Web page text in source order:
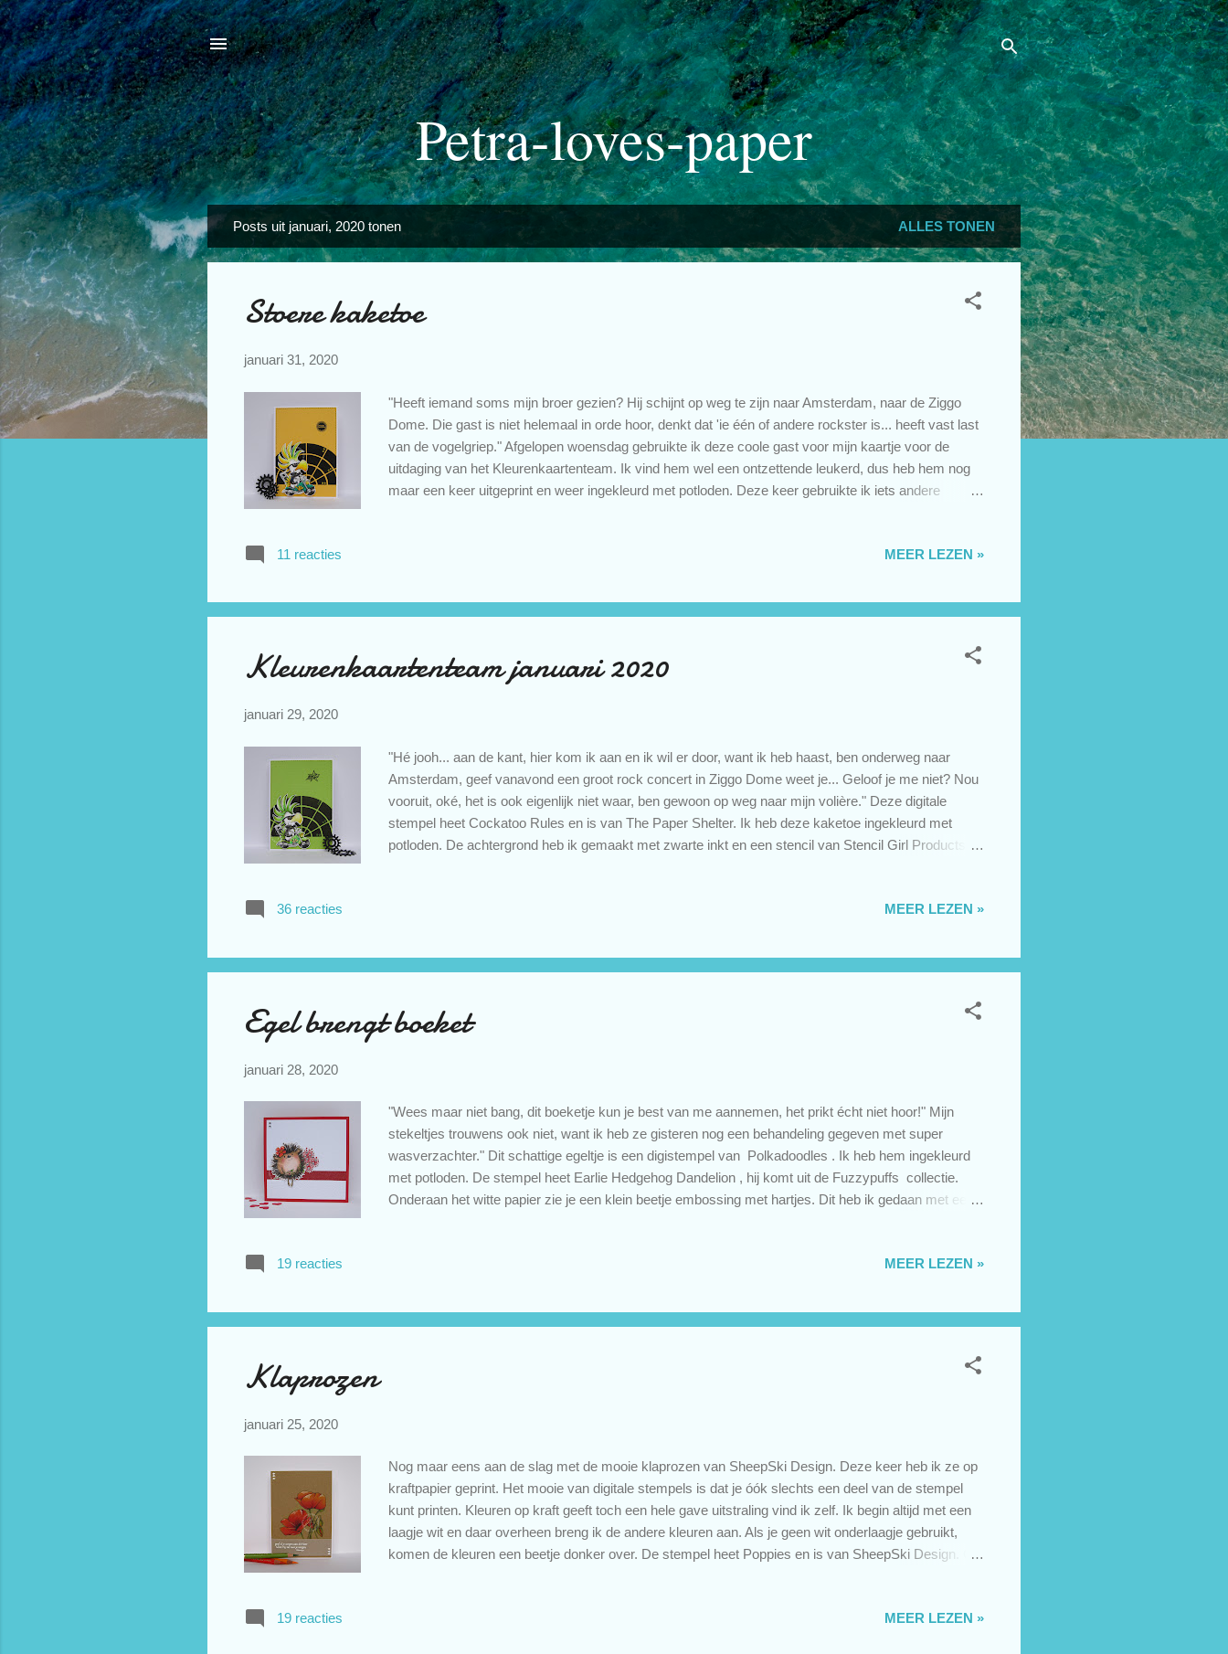
Doorgaan naar hoofdcontent
Petra-loves-paper
P
o
Posts uit januari, 2020 tonen ALLES TONEN
Stoere kaketoe
januari 31, 2020
"Heeft iemand soms mijn broer gezien? Hij schijnt op weg te zijn naar Amsterdam, naar de Ziggo
Dome. Die gast is niet helemaal in orde hoor, denkt dat 'ie één of andere rockster is... heeft vast last
van de vogelgriep." Afgelopen woensdag gebruikte ik deze coole gast voor mijn kaartje voor de
uitdaging van het Kleurenkaartenteam. Ik vind hem wel een ontzettende leukerd, dus heb hem nog
maar een keer uitgeprint en weer ingekleurd met potloden. Deze keer gebruikte ik iets andere
met zwarte inkt en een stencil van Stencil Girl Products. De tekst is een stempel van Close to my
- lil patch of crafty friends Challenge #178 - creative fingers challenge b...
11 reacties MEER LEZEN »
Kleurenkaartenteam januari 2020
januari 29, 2020
"Hé jooh... aan de kant, hier kom ik aan en ik wil er door, want ik heb haast, ben onderweg naar
Amsterdam, geef vanavond een groot rock concert in Ziggo Dome weet je... Geloof je me niet? Nou
vooruit, oké, het is ook eigenlijk niet waar, ben gewoon op weg naar mijn volière." Deze digitale
stempel heet Cockatoo Rules en is van The Paper Shelter. Ik heb deze kaketoe ingekleurd met
potloden. De achtergrond heb ik gemaakt met zwarte inkt en een stencil van Stencil Girl Products.
maand namelijk de kleuren van de uitdaging van het Kleurenkaartenteam. Ben je op zoek naar
een lijst met alle deelnemers, t.w. >hier< . groetjes Petra Challenges: Challenge #...
36 reacties MEER LEZEN »
Egel brengt boeket
januari 28, 2020
"Wees maar niet bang, dit boeketje kun je best van me aannemen, het prikt écht niet hoor!" Mijn
stekeltjes trouwens ook niet, want ik heb ze gisteren nog een behandeling gegeven met super
wasverzachter." Dit schattige egeltje is een digistempel van Polkadoodles . Ik heb hem ingekleurd
met potloden. De stempel heet Earlie Hedgehog Dandelion , hij komt uit de Fuzzypuffs collectie.
Onderaan het witte papier zie je een klein beetje embossing met hartjes. Dit heb ik gedaan met een
Voor het inkleuren gebruikte ik Faber-Castell Polychromos potloden. Vandaag begint bij Digi
Valentijn gemaakt hebben? En doe gezellig mee, altijd leuk om één van jullie kaarten in de...
19 reacties MEER LEZEN »
Klaprozen
januari 25, 2020
Nog maar eens aan de slag met de mooie klaprozen van SheepSki Design. Deze keer heb ik ze op
kraftpapier geprint. Het mooie van digitale stempels is dat je óók slechts een deel van de stempel
kunt printen. Kleuren op kraft geeft toch een hele gave uitstraling vind ik zelf. Ik begin altijd met een
laagje wit en daar overheen breng ik de andere kleuren aan. Als je geen wit onderlaagje gebruikt,
komen de kleuren een beetje donker over. De stempel heet Poppies en is van SheepSki Design. Op
favoriete bloemen. Klaprozen komen daar toch wel heel dicht bij. Eigenlijk gewoon een gedeelde
19 reacties MEER LEZEN »